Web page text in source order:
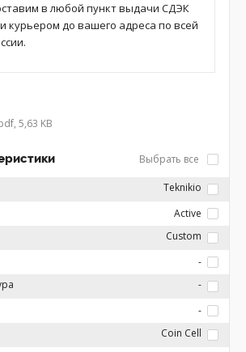
в любой пункт выдачи СДЭК
курьером до вашего адреса по всей
5,63 KB
Выбрать все
Teknikio
Active
Custom
-
-
-
Coin Cell